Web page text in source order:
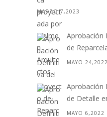
MARZO 7,2023
Aprobación
de
MAYO 24,2022
Aprobación
de Detalle
MAYO 6,2022